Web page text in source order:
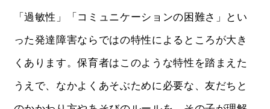
「過敏性」「コミュニケーションの困難さ」とい
った発達障害ならではの特性によるところが大き
くあります。保育者はこのような特性を踏まえた
うえで、なかよくあそぶために必要な、友だちと